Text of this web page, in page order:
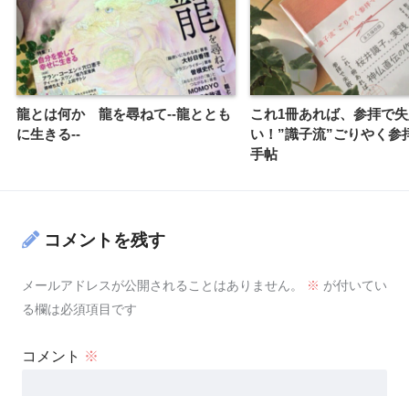
龍とは何か 龍を尋ねて--龍ととも
に生きる--
これ1冊あれば、参拝で
い！”識子流”ごりやく参
手帖
コメントを残す
メールアドレスが公開されることはありません。 ※ が付いてい
る欄は必須項目です
コメント ※